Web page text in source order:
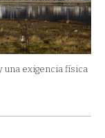
una exigencia física